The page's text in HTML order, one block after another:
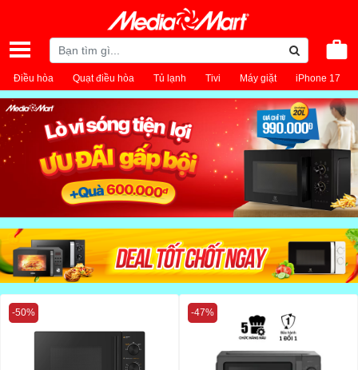
Điều hòa Quạt điều hòa Tủ lạnh Tivi Máy giặt iPhone 17
-50% -47%